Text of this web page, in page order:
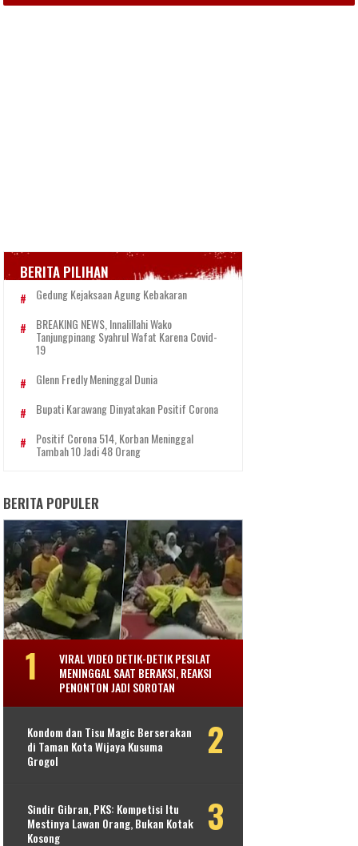
BERITA PILIHAN
Gedung Kejaksaan Agung Kebakaran
BREAKING NEWS, Innalillahi Wako
Tanjungpinang Syahrul Wafat Karena Covid-
19
Glenn Fredly Meninggal Dunia
Bupati Karawang Dinyatakan Positif Corona
Positif Corona 514, Korban Meninggal
Tambah 10 Jadi 48 Orang
BERITA POPULER
VIRAL VIDEO DETIK-DETIK PESILAT
MENINGGAL SAAT BERAKSI, REAKSI
PENONTON JADI SOROTAN
Kondom dan Tisu Magic Berserakan
di Taman Kota Wijaya Kusuma
Grogol
Sindir Gibran, PKS: Kompetisi Itu
Mestinya Lawan Orang, Bukan Kotak
Kosong